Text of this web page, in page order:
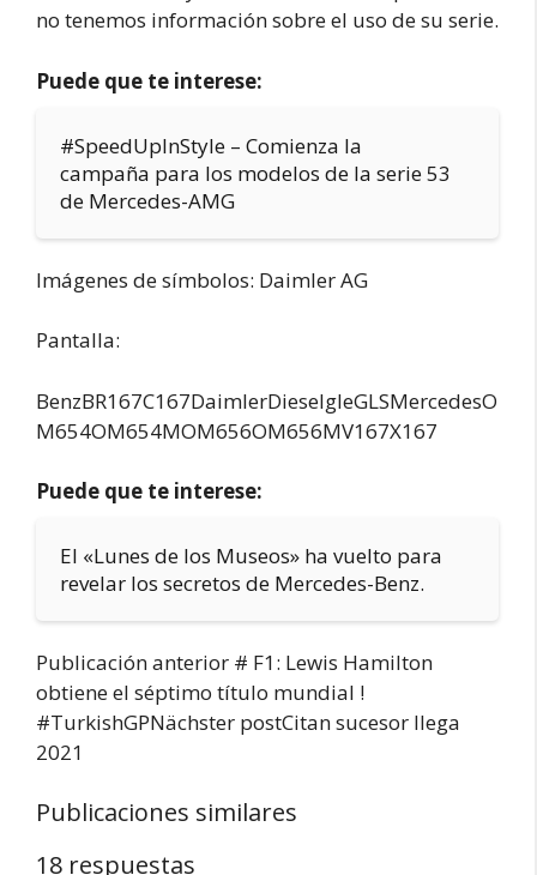
no tenemos información sobre el uso de su serie.
Puede que te interese:
#SpeedUpInStyle – Comienza la
campaña para los modelos de la serie 53
de Mercedes-AMG
Imágenes de símbolos: Daimler AG
Pantalla:
BenzBR167C167DaimlerDieselgleGLSMercedesO
M654OM654MOM656OM656MV167X167
Puede que te interese:
El «Lunes de los Museos» ha vuelto para
revelar los secretos de Mercedes-Benz.
Publicación anterior # F1: Lewis Hamilton
obtiene el séptimo título mundial !
#TurkishGPNächster postCitan sucesor llega
2021
Publicaciones similares
18 respuestas